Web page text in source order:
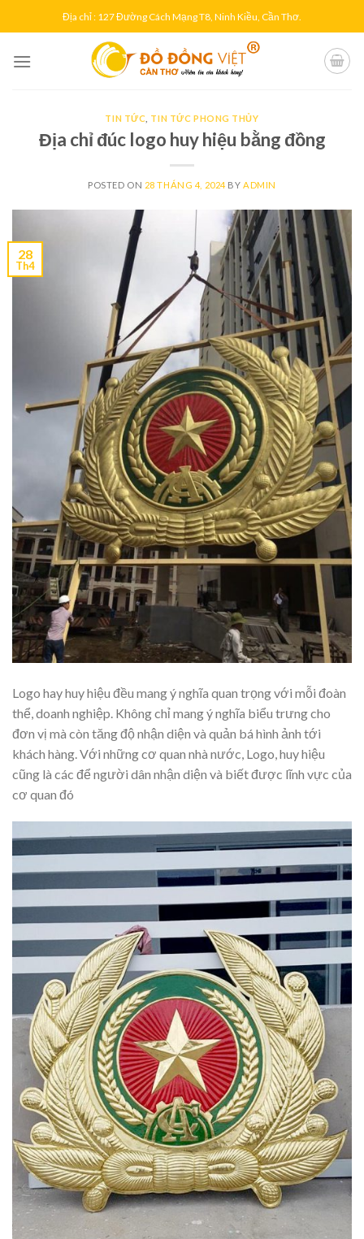
to
Địa chỉ : 127 Đường Cách Mạng T8, Ninh Kiều, Cần Thơ.
TIN TỨC TIN TỨC PHONG THỦY
Địa chỉ đúc logo huy hiệu bằng đồng
POSTED ON 28 THÁNG 4, 2024BY ADMIN
28
Th4
Logo hay huy hiệu đều mang ý nghĩa quan trọng với mỗi đoàn
thể, doanh nghiệp. Không chỉ mang ý nghĩa biểu trưng cho
đơn vị mà còn tăng độ nhận diện và quản bá hình ảnh tới
khách hàng. Với những cơ quan nhà nước, Logo, huy hiệu
cũng là các để người dân nhận diện và biết được lĩnh vực của
cơ quan đó